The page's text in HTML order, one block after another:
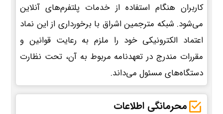
کاربران هنگام استفاده از خدمات پلتفرم‌های آنلاین
می‌شود. شبکه مترجمین اشراق با برخورداری از این نماد
اعتماد الکترونیکی خود را ملزم به رعایت قوانین و
مقررات مندرج در تعهدنامه مربوط به آن، تحت نظارت
دستگاه‌های مسئول می‌داند.
محرمانگی اطلاعات